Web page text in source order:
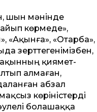
шын мәнінде
көрмеде»,
«Ақынға», «Отарба»,
зерт­тегенімізбен,
ақынның қиямет-
алмаған,
абзал
көріністерді
болашаққа